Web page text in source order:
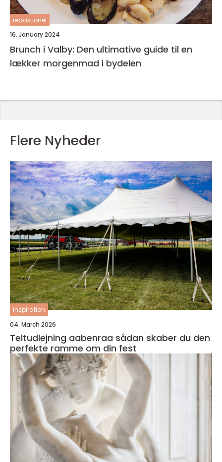
redaktionel
16. January 2024
Brunch i Valby: Den ultimative guide til en
lækker morgenmad i bydelen
Flere Nyheder
inspiration
04. March 2026
Teltudlejning aabenraa sådan skaber du den
perfekte ramme om din fest